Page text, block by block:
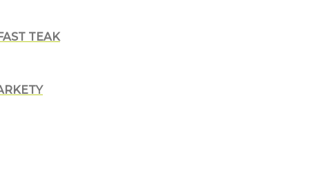
TEAK